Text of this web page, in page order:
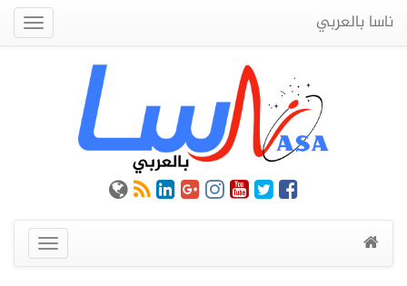
ناسا بالعربي
عرض
القائمة